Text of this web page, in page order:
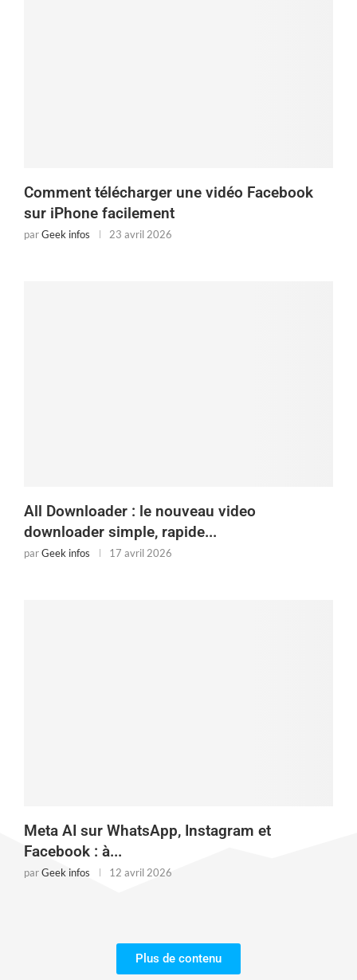
Comment télécharger une vidéo Facebook
sur iPhone facilement
parGeek infos 23 avril 2026
All Downloader : le nouveau video
downloader simple, rapide...
parGeek infos 17 avril 2026
Meta AI sur WhatsApp, Instagram et
Facebook : à...
parGeek infos 12 avril 2026
Plus de contenu